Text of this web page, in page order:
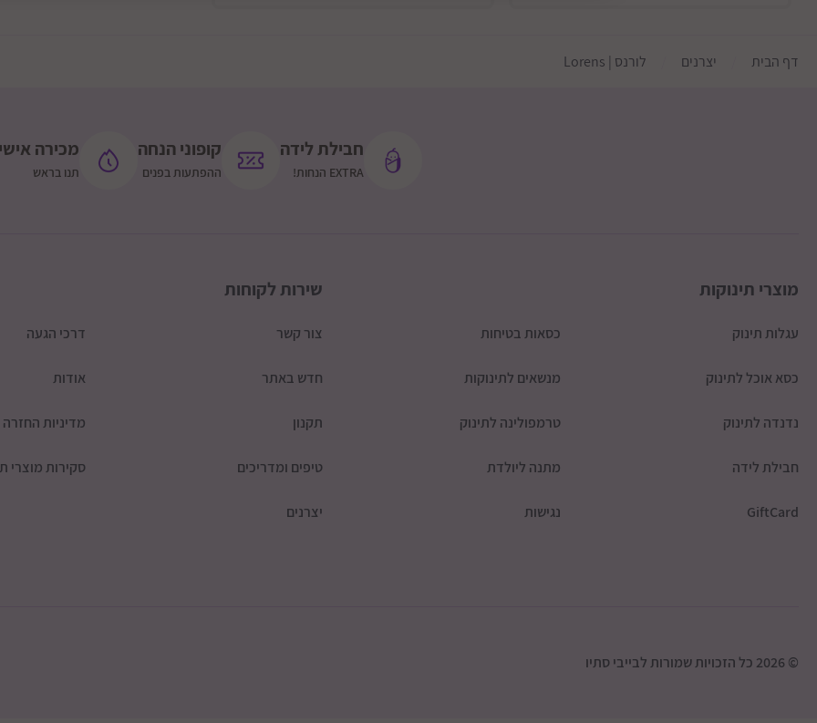
דף הבית יצרנים לורנס | Lorens
חבילת לידה
EXTRA הנחות!
קופוני הנחה
ההפתעות בפנים
מכירה
תנו בראש
מוצרי תינוקות
עגלות תינוק כסאות בטיחות
כסא אוכל לתינוק מנשאים לתינוקות
נדנדה לתינוק טרמפולינה לתינוק
חבילת לידה מתנה ליולדת
GiftCard נגישות
שירות לקוחות
צור קשר דרכי הגעה
חדש באתר אודות
תקנון מדיניות החזרה
טיפים ומדריכים סקירות מוצרי
יצרנים
© 2026 כל הזכויות שמורות לבייבי סתיו